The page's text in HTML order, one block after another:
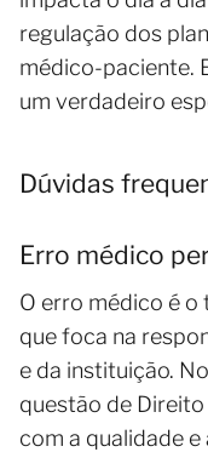
regulação dos
médico-paciente.
um verdadeiro
Dúvidas
Erro médico
O erro médico é
que foca na
e da instituição.
questão de Direito
com a qualidade